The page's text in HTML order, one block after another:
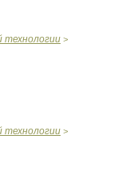
технологии >
технологии >